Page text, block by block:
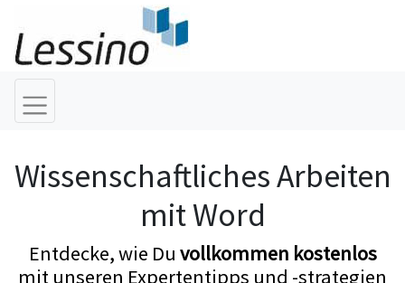
Wissenschaftliches Arbeiten
mit Word
Entdecke, wie Du vollkommen kostenlos
mit unseren Expertentipps und -strategien